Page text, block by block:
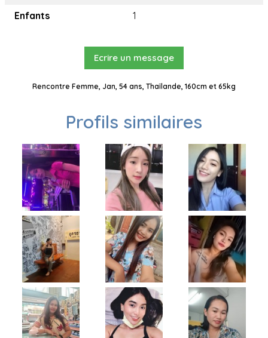
Enfants
1
Ecrire un message
Rencontre Femme, Jan, 54 ans, Thaïlande, 160cm et 65kg
Profils similaires